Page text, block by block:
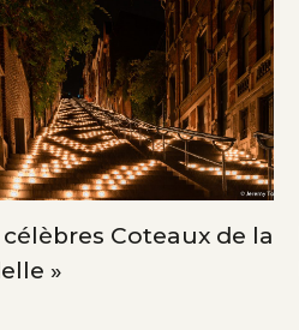
célèbres Coteaux de la
»